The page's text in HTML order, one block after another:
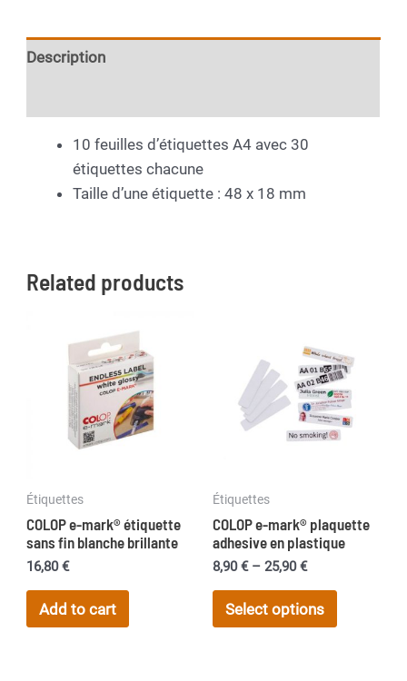
Description
10 feuilles d’étiquettes A4 avec 30
étiquettes chacune
Taille d’une étiquette : 48 x 18 mm
Related products
Étiquettes
COLOP e-mark® étiquette
sans fin blanche brillante
16,80€
Add to cart
Étiquettes
COLOP e-mark® plaquette
adhesive en plastique
8,90€ – 25,90€Price
through
Select options
This